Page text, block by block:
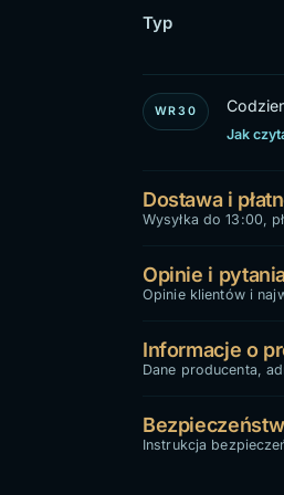
Typ
WR30
Jak
Dostawa i
Wysyłka do 13:00,
Opinie i
Opinie klientów i
Informacje o
Dane producenta,
Instrukcja